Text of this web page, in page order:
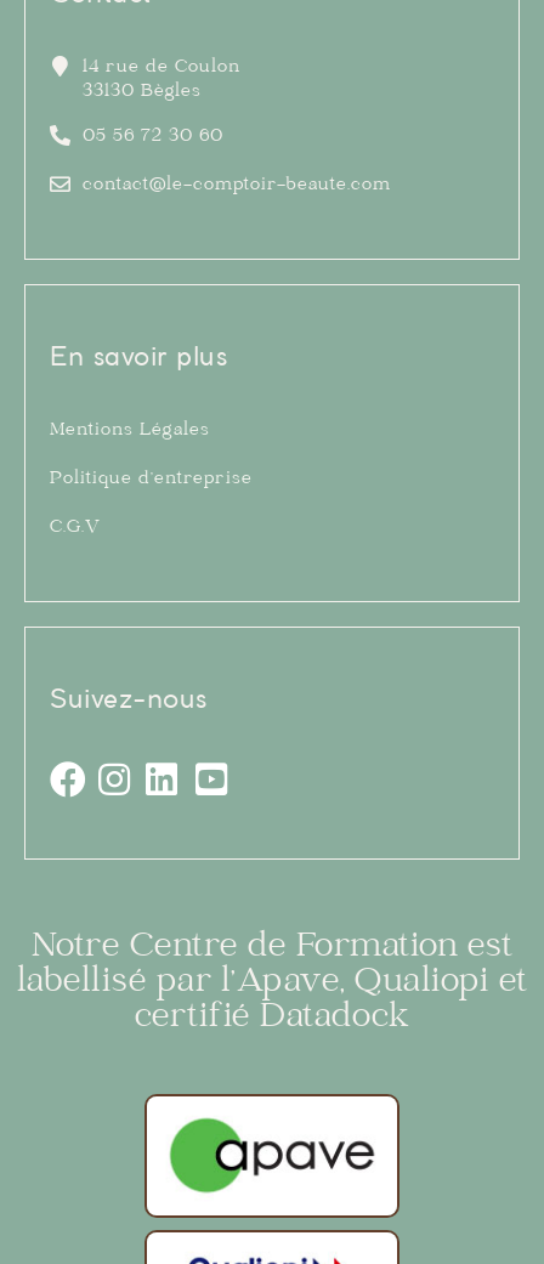
14 rue de Coulon
33130 Bègles
05 56 72 30 60
contact@le-comptoir-beaute.com
En savoir plus
Mentions Légales
Politique d’entreprise
C.G.V
Suivez-nous
Notre Centre de Formation est
labellisé par l’Apave, Qualiopi et
certifié Datadock